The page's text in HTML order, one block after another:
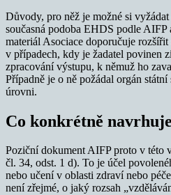
Důvody, pro něž je možné si
současná podoba EHDS podle
materiál Asociace doporučuje
v případech, kdy je žadatel povinen
zpracování výstupu, k němuž ho
Případně je o ně požádal orgán
úrovni.
Co konkrétně
Poziční dokument AIFP proto v této
čl. 34, odst. 1 d). To je účel
nebo učení v oblasti zdraví nebo
není zřejmé, o jaký rozsah